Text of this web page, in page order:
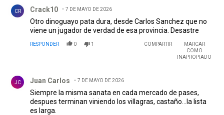
CR Crack10 7 DE MAYO DE 2026
Otro dinoguayo pata dura, desde Carlos Sanchez que no
viene un jugador de verdad de esa provincia. Desastre
RESPONDER 0 1 COMPARTIR
MARCAR
COMO
INAPROPIADO
JC Juan Carlos 7 DE MAYO DE 2026
Siempre la misma sanata en cada mercado de pases,
despues terminan viniendo los villagras, castaño...la lista
es larga.